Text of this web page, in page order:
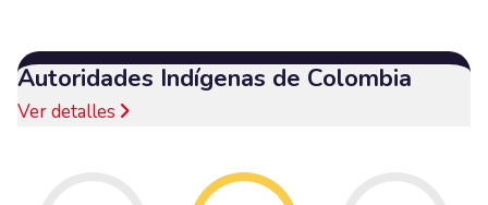
Autoridades Indígenas de Colombia
Ver detalles